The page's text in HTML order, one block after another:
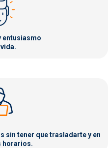
entusiasmo
sin tener que trasladarte y en
horarios.